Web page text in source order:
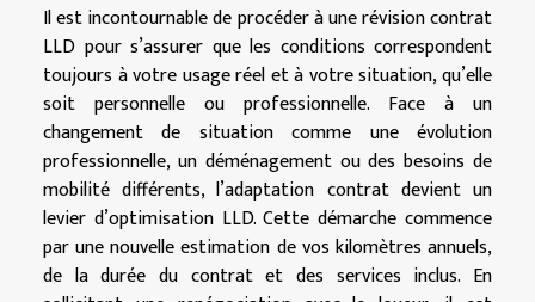
Il est incontournable de procéder à une révision contrat
LLD pour s’assurer que les conditions correspondent
toujours à votre usage réel et à votre situation, qu’elle
soit personnelle ou professionnelle. Face à un
changement de situation comme une évolution
professionnelle, un déménagement ou des besoins de
mobilité différents, l’adaptation contrat devient un
levier d’optimisation LLD. Cette démarche commence
par une nouvelle estimation de vos kilomètres annuels,
de la durée du contrat et des services inclus. En